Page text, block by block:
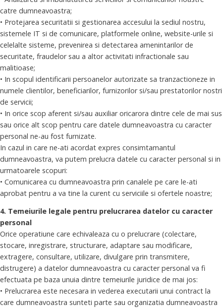
catre dumneavoastra;
• Protejarea securitatii si gestionarea accesului la sediul nostru,
sistemele IT si de comunicare, platformele online, website-urile si
celelalte sisteme, prevenirea si detectarea amenintarilor de
securitate, fraudelor sau a altor activitati infractionale sau
malitioase;
• In scopul identificarii persoanelor autorizate sa tranzactioneze in
numele clientilor, beneficiarilor, furnizorilor si/sau prestatorilor nostri
de servicii;
• In orice scop aferent si/sau auxiliar oricarora dintre cele de mai sus
sau orice alt scop pentru care datele dumneavoastra cu caracter
personal ne-au fost furnizate.
In cazul in care ne-ati acordat expres consimtamantul
dumneavoastra, va putem prelucra datele cu caracter personal si in
urmatoarele scopuri:
• Comunicarea cu dumneavoastra prin canalele pe care le-ati
aprobat pentru a va tine la curent cu serviciile si ofertele noastre;
4. Temeiurile legale pentru prelucrarea datelor cu caracter
personal
Orice operatiune care echivaleaza cu o prelucrare (colectare,
stocare, inregistrare, structurare, adaptare sau modificare,
extragere, consultare, utilizare, divulgare prin transmitere,
distrugere) a datelor dumneavoastra cu caracter personal va fi
efectuata pe baza unuia dintre temeiurile juridice de mai jos:
• Prelucrarea este necesara in vederea executarii unui contract la
care dumneavoastra sunteti parte sau organizatia dumneavoastra